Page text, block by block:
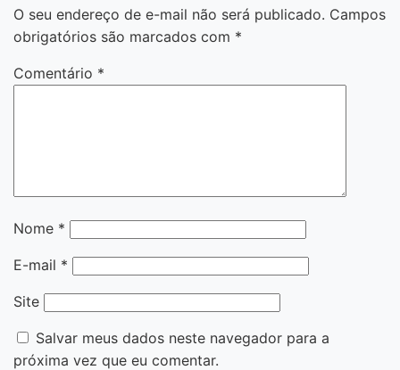
O seu endereço de e-mail não será publicado. Campos
obrigatórios são marcados com *
Comentário *
Nome *
E-mail *
Site
Salvar meus dados neste navegador para a
próxima vez que eu comentar.